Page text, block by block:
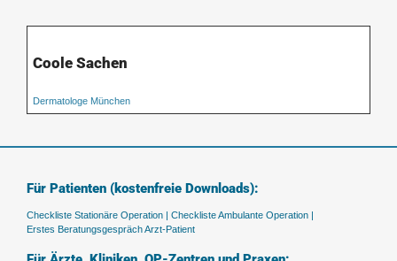
Coole Sachen
Dermatologe München
Für Patienten (kostenfreie Downloads):
Checkliste Stationäre Operation |
Checkliste Ambulante Operation |
Erstes Beratungsgespräch Arzt-Patient